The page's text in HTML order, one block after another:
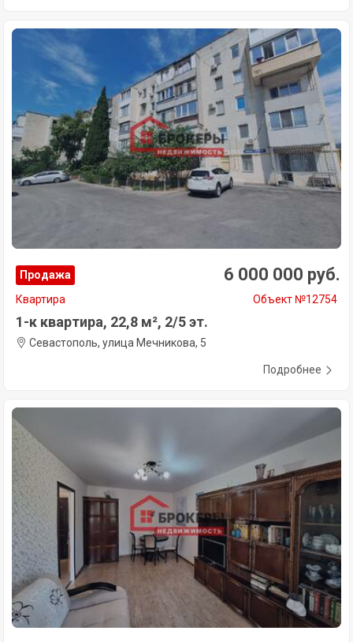
Продажа 6 000 000 руб.
Квартира Объект №12754
1-к квартира, 22,8 м², 2/5 эт.
Севастополь, улица Мечникова, 5
Подробнее